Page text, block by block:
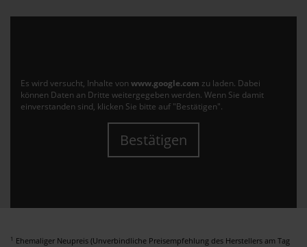
Es wird versucht, Inhalte von www.google.com zu laden. Dabei
können Daten an Dritte weitergegeben werden. Wenn Sie damit
einverstanden sind, klicken Sie bitte auf "Bestätigen".
Bestätigen
1 Ehemaliger Neupreis (Unverbindliche Preisempfehlung des Herstellers am Tag